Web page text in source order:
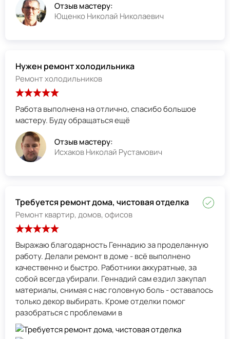
Отзыв мастеру:
Ющенко Николай Николаевич
Нужен ремонт холодильника
Ремонт холодильников
Работа выполнена на отлично, спасибо большое
мастеру. Буду обращаться ещё
Отзыв мастеру:
Исхаков Николай Рустамович
Требуется ремонт дома, чистовая отделка
Ремонт квартир, домов, офисов
Выражаю благодарность Геннадию за проделанную
работу. Делали ремонт в доме - всё выполнено
качественно и быстро. Работники аккуратные, за
собой всегда убирали. Геннадий сам ездил закупал
материалы, снимая с нас головную боль - оставалось
только декор выбирать. Кроме отделки помог
разобраться с проблемами в